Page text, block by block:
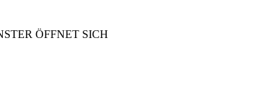
ÖFFNET SICH